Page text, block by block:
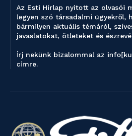
Az Esti Hírlap nyitott az olvasói
legyen szó társadalmi ügyekről,
bármilyen aktuális témáról,
javaslatokat, ötleteket és
Írj nekünk bizalommal az
címre.